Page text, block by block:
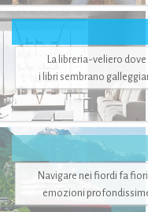
La libreria-veliero dove
i libri sembrano
Navigare nei fiordi fa
emozioni